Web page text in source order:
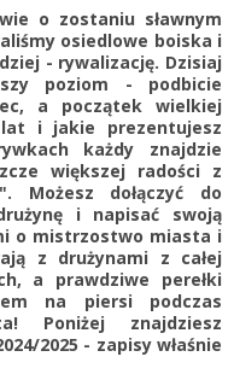
o zostaniu sławnym
osiedlowe boiska i
- rywalizację. Dzisiaj
poziom - podbicie
a początek wielkiej
i jakie prezentujesz
każdy znajdzie
większej radości z
Możesz dołączyć do
i napisać swoją
o mistrzostwo miasta i
z drużynami z całej
a prawdziwe perełki
na piersi podczas
Poniżej znajdziesz
2025 - zapisy właśnie